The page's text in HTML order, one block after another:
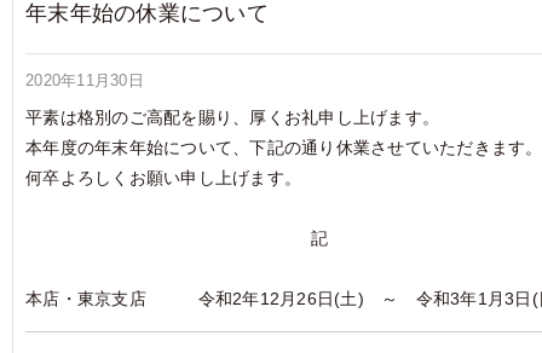
年末年始の休業について
2020年11月30日
平素は格別のご高配を賜り、厚くお礼申し上げます。
本年度の年末年始について、下記の通り休業させていただきます。
何卒よろしくお願い申し上げます。
記
本店・東京支店 令和2年12月26日(土) ～ 令和3年1月3日(